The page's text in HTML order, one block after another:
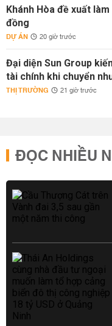
Khánh Hòa đề xuất
đồng
DỰ ÁN 20 giờ trước
Đại diện Sun Group
tài chính khi chuyển
THỊ TRƯỜNG 21 giờ trước
ĐỌC NHIỀU